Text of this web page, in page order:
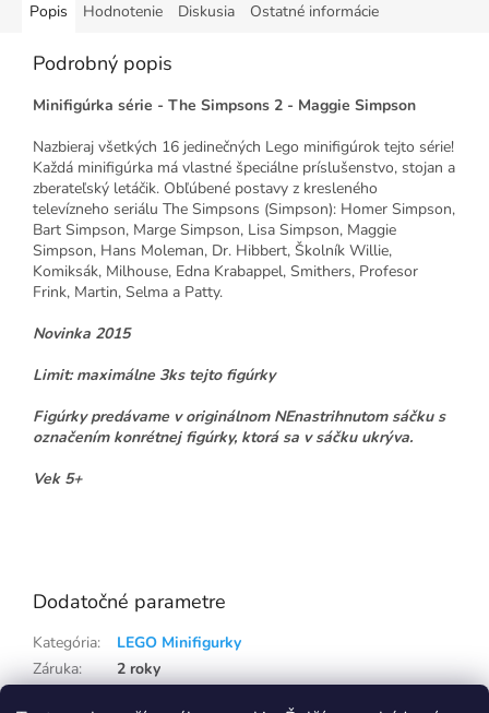
Popis Hodnotenie Diskusia Ostatné informácie
Podrobný popis
Minifigúrka série - The Simpsons 2 - Maggie Simpson
Nazbieraj všetkých 16 jedinečných Lego minifigúrok tejto série!
Každá minifigúrka má vlastné špeciálne príslušenstvo, stojan a
zberateľský letáčik. Obľúbené postavy z kresleného
televízneho seriálu The Simpsons (Simpson): Homer Simpson,
Bart Simpson, Marge Simpson, Lisa Simpson, Maggie
Simpson, Hans Moleman, Dr. Hibbert, Školník Willie,
Komiksák, Milhouse, Edna Krabappel, Smithers, Profesor
Frink, Martin, Selma a Patty.
Novinka 2015
Limit: maximálne 3ks tejto figúrky
Figúrky predávame v originálnom NEnastrihnutom sáčku s
označením konrétnej figúrky, ktorá sa v sáčku ukrýva.
Vek 5+
Dodatočné parametre
Kategória:
LEGO Minifigurky
Záruka:
2 roky